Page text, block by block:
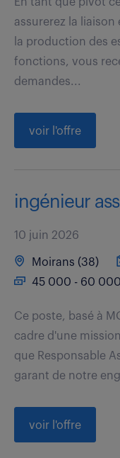
assurerez la
la production des
fonctions, vous
demandes...
voir l'offre
ingénieur
10 juin 2026
Moirans (38)
45 000 - 60
Ce poste, basé à
cadre d'une
que Responsable
garant de notre
voir l'offre